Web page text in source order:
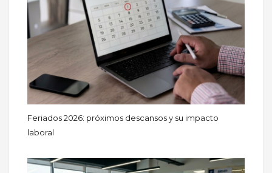
Feriados 2026: próximos descansos y su impacto
laboral